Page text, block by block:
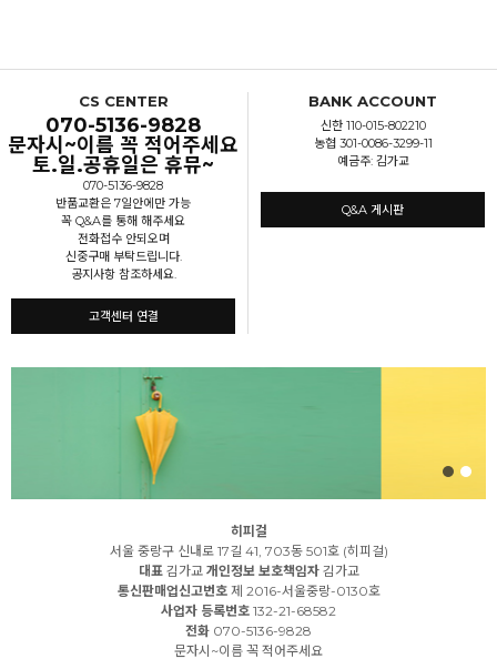
CS CENTER
070-5136-9828
문자시~이름 꼭 적어주세요
토.일.공휴일은 휴뮤~
070-5136-9828
반품교환은 7일안에만 가능
꼭 Q&A를 통해 해주세요
전화접수 안되오며
신중구매 부탁드립니다.
공지사항 참조하세요.
고객센터 연결
BANK ACCOUNT
신한 110-015-802210
농협 301-0086-3299-11
예금주: 김가교
Q&A 게시판
히피걸
서울 중랑구 신내로 17길 41, 703동 501호 (히피걸)
대표김가교 개인정보 보호책임자김가교
통신판매업신고번호제 2016-서울중랑-0130호
사업자 등록번호 132-21-68582
전화 070-5136-9828
문자시~이름 꼭 적어주세요